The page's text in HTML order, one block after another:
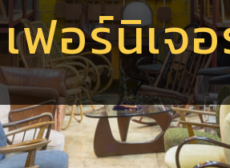
ฟอร์นิเจ